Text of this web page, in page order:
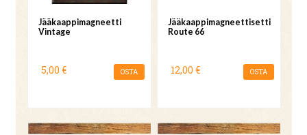
Jääkaappimagneetti
Vintage
5,00 € OSTA
Jääkaappimagneettisetti
Route 66
12,00 € OSTA